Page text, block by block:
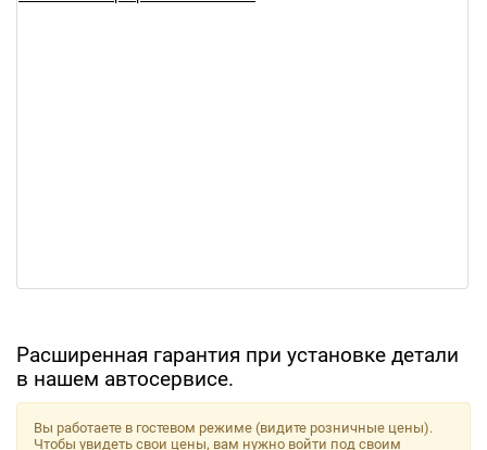
Расширенная гарантия при установке детали
в нашем автосервисе.
Вы работаете в гостевом режиме (видите розничные цены).
Чтобы увидеть свои цены, вам нужно войти под своим